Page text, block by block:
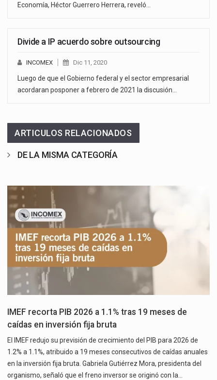
Economía, Héctor Guerrero Herrera, reveló…
Divide a IP acuerdo sobre outsourcing
INCOMEX Dic 11, 2020
Luego de que el Gobierno federal y el sector empresarial
acordaran posponer a febrero de 2021 la discusión…
ARTICULOS RELACIONADOS
DE LA MISMA CATEGORÍA
IMEF recorta PIB 2026 a 1.1% tras 19 meses de
caídas en inversión fija bruta
El IMEF redujo su previsión de crecimiento del PIB para 2026 de
1.2% a 1.1%, atribuido a 19 meses consecutivos de caídas anuales
en la inversión fija bruta. Gabriela Gutiérrez Mora, presidenta del
organismo, señaló que el freno inversor se originó con la…